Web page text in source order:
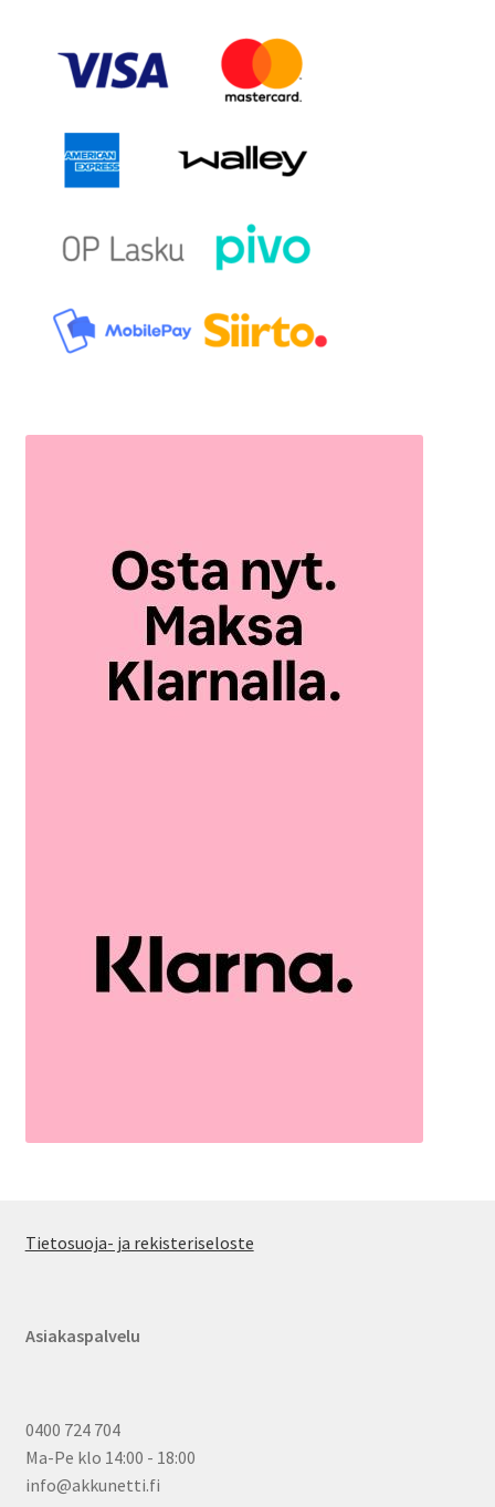
Tietosuoja- ja rekisteriseloste
Asiakaspalvelu
0400 724 704
Ma-Pe klo 14:00 - 18:00
info@akkunetti.fi